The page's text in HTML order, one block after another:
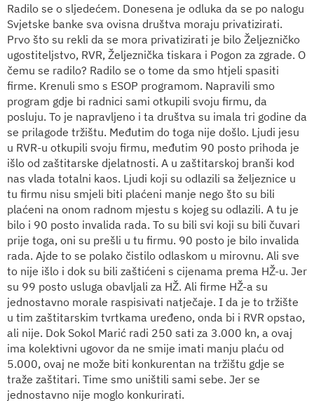
Radilo se o sljedećem. Donesena je odluka da se po nalogu
Svjetske banke sva ovisna društva moraju privatizirati.
Prvo što su rekli da se mora privatizirati je bilo Željezničko
ugostiteljstvo, RVR, Željeznička tiskara i Pogon za zgrade. O
čemu se radilo? Radilo se o tome da smo htjeli spasiti
firme. Krenuli smo s ESOP programom. Napravili smo
program gdje bi radnici sami otkupili svoju firmu, da
posluju. To je napravljeno i ta društva su imala tri godine da
se prilagode tržištu. Međutim do toga nije došlo. Ljudi jesu
u RVR-u otkupili svoju firmu, međutim 90 posto prihoda je
išlo od zaštitarske djelatnosti. A u zaštitarskoj branši kod
nas vlada totalni kaos. Ljudi koji su odlazili sa željeznice u
tu firmu nisu smjeli biti plaćeni manje nego što su bili
plaćeni na onom radnom mjestu s kojeg su odlazili. A tu je
bilo i 90 posto invalida rada. To su bili svi koji su bili čuvari
prije toga, oni su prešli u tu firmu. 90 posto je bilo invalida
rada. Ajde to se polako čistilo odlaskom u mirovnu. Ali sve
to nije išlo i dok su bili zaštićeni s cijenama prema HŽ-u. Jer
su 99 posto usluga obavljali za HŽ. Ali firme HŽ-a su
jednostavno morale raspisivati natječaje. I da je to tržište
u tim zaštitarskim tvrtkama uređeno, onda bi i RVR opstao,
ali nije. Dok Sokol Marić radi 250 sati za 3.000 kn, a ovaj
ima kolektivni ugovor da ne smije imati manju plaću od
5.000, ovaj ne može biti konkurentan na tržištu gdje se
traže zaštitari. Time smo uništili sami sebe. Jer se
jednostavno nije moglo konkurirati.